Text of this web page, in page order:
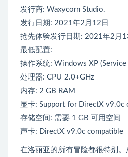
发行商: Waxycorn Studio.
发行日期: 2021年2月12日
抢先体验发行日期: 2021年2月
最低配置:
操作系统: Windows XP
处理器: CPU 2.0+GHz
内存: 2 GB RAM
显卡: Support for DirectX v9.0c
存储空间: 需要 1 GB 可用空间
声卡: DirectX v9.0c compatible
在洛丽亚的所有冒险都很特别